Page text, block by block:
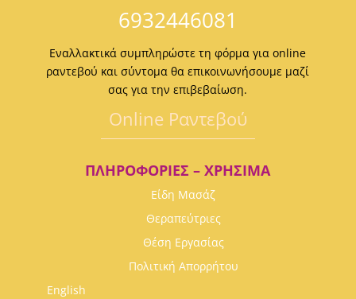
6932446081
Εναλλακτικά συμπληρώστε τη φόρμα για online
ραντεβού και σύντομα θα επικοινωνήσουμε μαζί
σας για την επιβεβαίωση.
Οnline Ραντεβού
ΠΛΗΡΟΦΟΡΊΕΣ – ΧΡΉΣΙΜΑ
Είδη Μασάζ
Θεραπεύτριες
Θέση Εργασίας
Πολιτική Απορρήτου
English